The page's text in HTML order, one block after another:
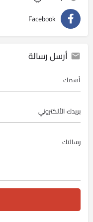
Facebook
أرسل رسالة